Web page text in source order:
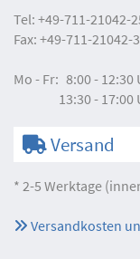
Tel: +49-711-21042-
Fax: +49-711-21042-
Mo - Fr: 8:00 - 12:30
13:30 - 17:00
Versand
* 2-5 Werktage
Versandkosten